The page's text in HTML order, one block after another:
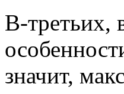
В-третьих,
значит,